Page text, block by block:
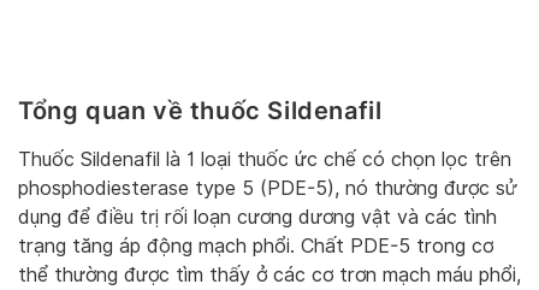
Tổng quan về thuốc Sildenafil
Thuốc Sildenafil là 1 loại thuốc ức chế có chọn lọc trên
phosphodiesterase type 5 (PDE-5), nó thường được sử
dụng để điều trị rối loạn cương dương vật và các tình
trạng tăng áp động mạch phổi. Chất PDE-5 trong cơ
thể thường được tìm thấy ở các cơ trơn mạch máu phổi,